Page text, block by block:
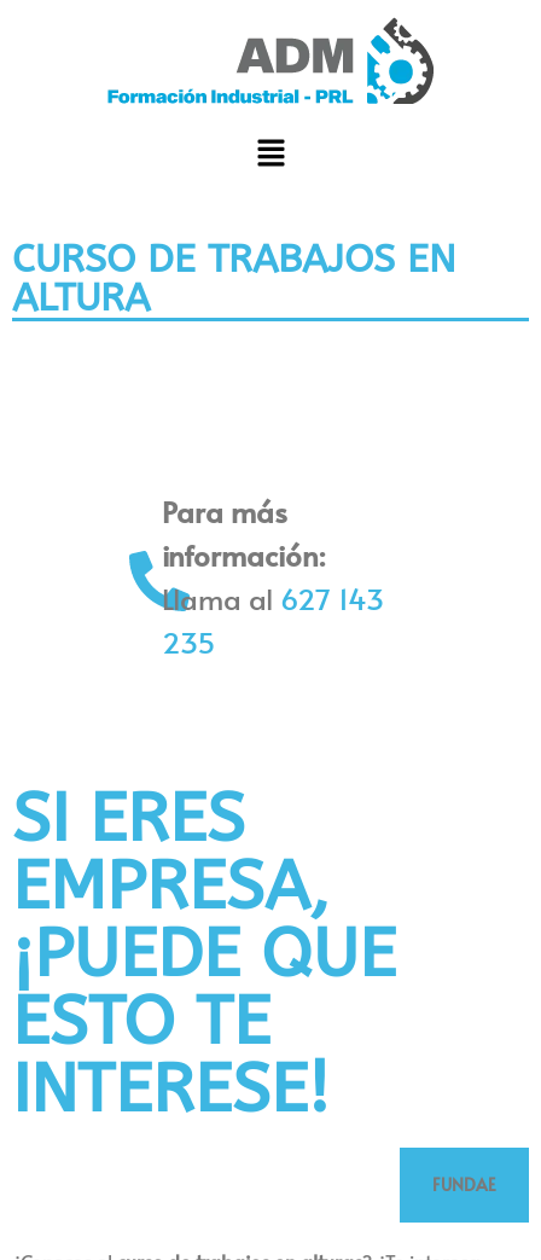
CURSO DE TRABAJOS EN
ALTURA
Para más
información:
Llama al 627 143
235
SI ERES
EMPRESA,
¡PUEDE QUE
ESTO TE
INTERESE!
FUNDAE